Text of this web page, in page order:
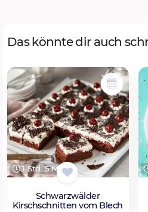
Das könnte dir auch
1 Std. 5 Min.
Schwarzwälder
Kirschschnitten vom Blech